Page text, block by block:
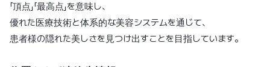
「頂点」「最高点」を意味し、
優れた医療技術と体系的な美容システムを通じて、
患者様の隠れた美しさを見つけ出すことを目指しています。